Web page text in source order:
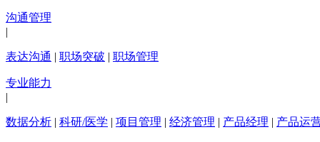
沟通管理
|
表达沟通 | 职场突破 | 职场管理
专业能力
|
数据分析 | 科研/医学 | 项目管理 | 经济管理 | 产品经理 | 产品运